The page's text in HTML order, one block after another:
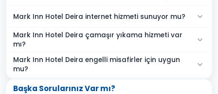
Mark Inn Hotel Deira internet hizmeti sunuyor mu?
Mark Inn Hotel Deira çamaşır yıkama hizmeti var
mı?
Mark Inn Hotel Deira engelli misafirler için uygun
mu?
Başka Sorularınız Var mı?